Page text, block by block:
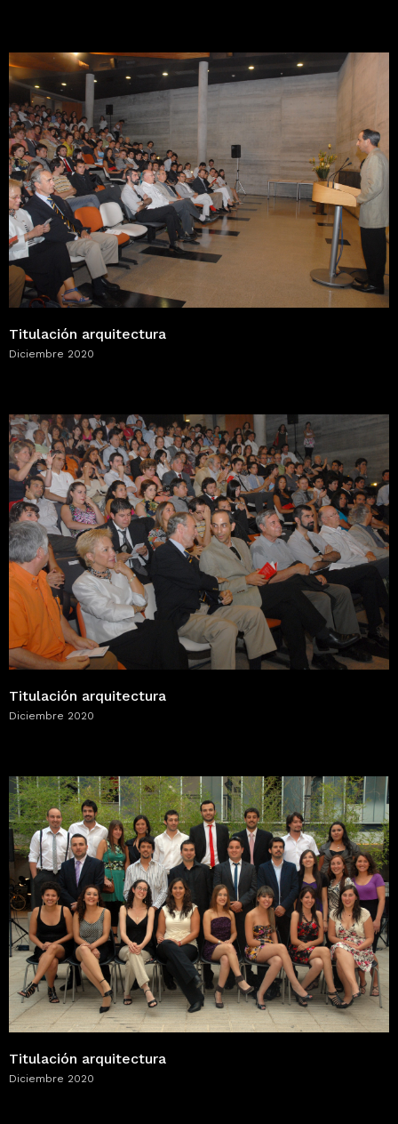
Titulación arquitectura
Diciembre 2020
Titulación arquitectura
Diciembre 2020
Titulación arquitectura
Diciembre 2020